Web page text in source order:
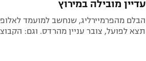
עדיין מובילה במירוץ
הבלם מהפרמיירליג, שנחשב למועמד
תצא לפועל, צובר עניין מהרדס. וגם: